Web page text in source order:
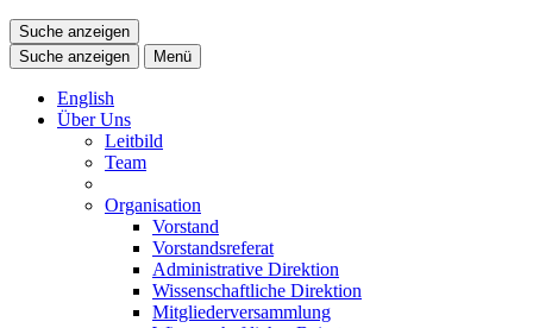
Suche anzeigen
Suche anzeigen
Menü
English
Über Uns
Leitbild
Team
Organisation
Vorstand
Vorstandsreferat
Administrative Direktion
Wissenschaftliche Direktion
Mitgliederversammlung